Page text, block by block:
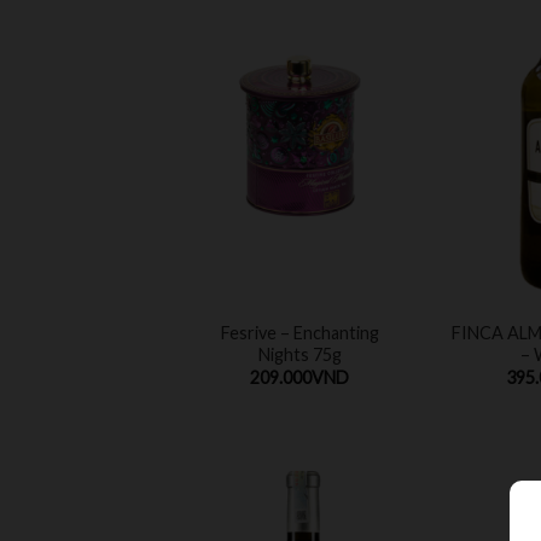
Fesrive – Enchanting
Nights 75g
209.000VND
FINCA
–